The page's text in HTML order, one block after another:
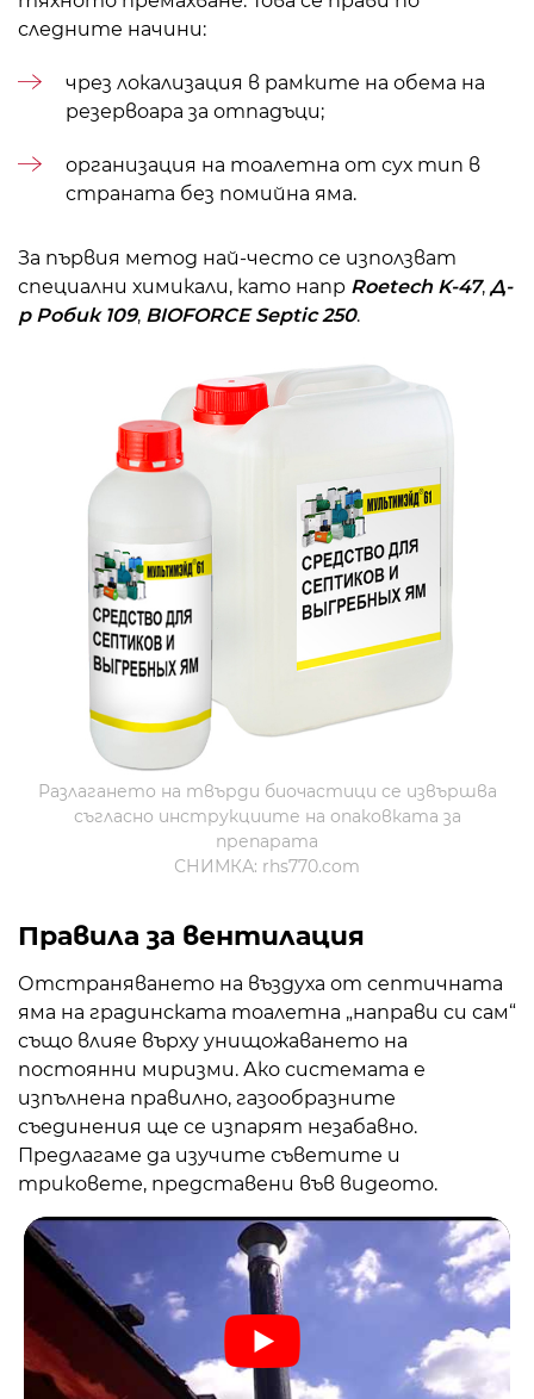
следните начини:
чрез локализация в рамките на обема на
резервоара за отпадъци;
организация на тоалетна от сух тип в
страната без помийна яма.
За първия метод най-често се използват
специални химикали, като напр Roetech K-47, Д-
р Робик 109, BIOFORCE Septic 250.
Разлагането на твърди биочастици се извършва
съгласно инструкциите на опаковката за
препарата
СНИМКА: rhs770.com
Правила за вентилация
Отстраняването на въздуха от септичната
яма на градинската тоалетна „направи си сам“
също влияе върху унищожаването на
постоянни миризми. Ако системата е
изпълнена правилно, газообразните
съединения ще се изпарят незабавно.
Предлагаме да изучите съветите и
триковете, представени във видеото.